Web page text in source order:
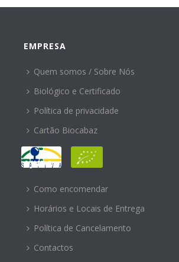
EMPRESA
Quem somos / Sobre Nós
Biológico e Certificado
Política de privacidade
Cartão Biocabaz
AJUDA
Como encomendar
Horários e Locais de Entrega
Política de Cancelamento
Contactos